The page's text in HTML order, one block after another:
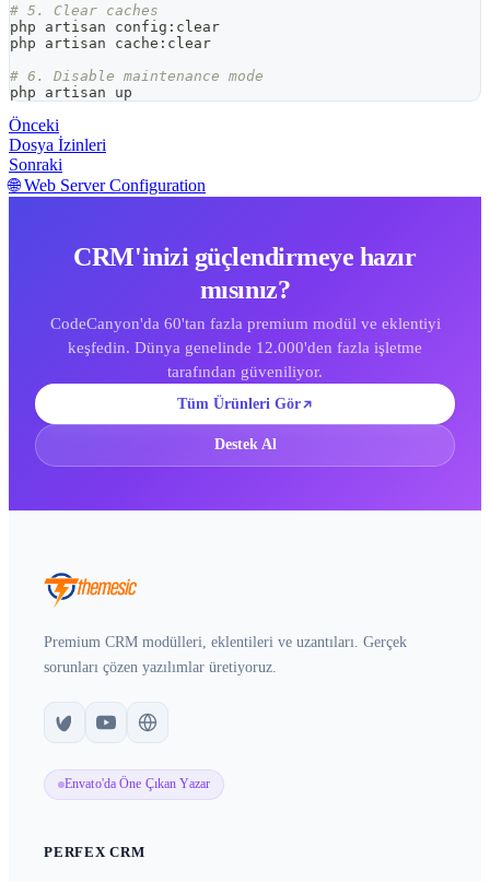
# 5. Clear caches
php artisan config:clear
php artisan cache:clear
# 6. Disable maintenance mode
php artisan up
Önceki
Dosya İzinleri
Sonraki
🌐 Web Server Configuration
CRM'inizi güçlendirmeye hazır
mısınız?
CodeCanyon'da 60'tan fazla premium modül ve eklentiyi
keşfedin. Dünya genelinde 12.000'den fazla işletme
tarafından güveniliyor.
Tüm Ürünleri Gör
Destek Al
Premium CRM modülleri, eklentileri ve uzantıları. Gerçek
sorunları çözen yazılımlar üretiyoruz.
Envato'da Öne Çıkan Yazar
PERFEX CRM